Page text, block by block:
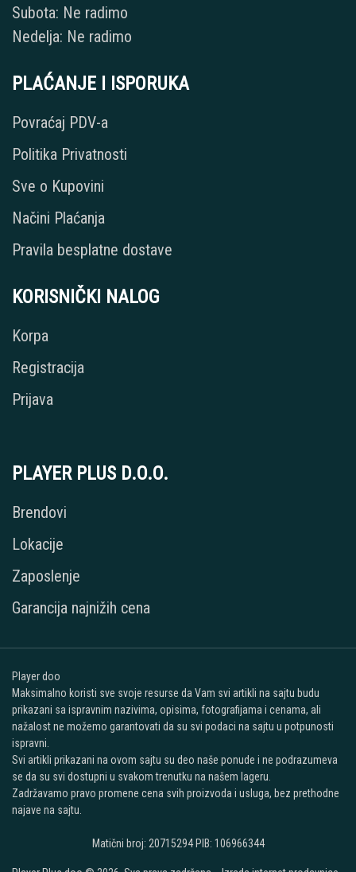
Subota: Ne radimo
Nedelja: Ne radimo
PLAĆANJE I ISPORUKA
Povraćaj PDV-a
Politika Privatnosti
Sve o Kupovini
Načini Plaćanja
Pravila besplatne dostave
KORISNIČKI NALOG
Korpa
Registracija
Prijava
PLAYER PLUS D.O.O.
Brendovi
Lokacije
Zaposlenje
Garancija najnižih cena
Player doo
Maksimalno koristi sve svoje resurse da Vam svi artikli na sajtu budu
prikazani sa ispravnim nazivima, opisima, fotografijama i cenama, ali
nažalost ne možemo garantovati da su svi podaci na sajtu u potpunosti
ispravni.
Svi artikli prikazani na ovom sajtu su deo naše ponude i ne podrazumeva
se da su svi dostupni u svakom trenutku na našem lageru.
Zadržavamo pravo promene cena svih proizvoda i usluga, bez prethodne
najave na sajtu.
Matični broj: 20715294 PIB: 106966344